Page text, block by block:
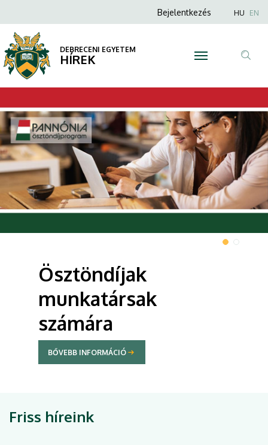
DEBRECENI
EGYETEM
Anonim
menüje
Bejelentkezés HU EN
DEBRECENI EGYETEM
HÍREK
Ösztöndíjak
munkatársak
számára
BŐVEBB INFORMÁCIÓ
Friss híreink